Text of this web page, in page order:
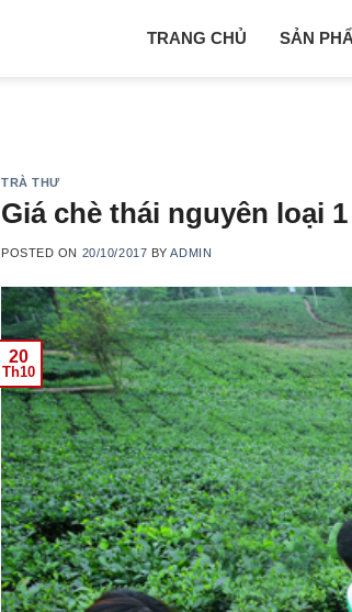
TRANG CHỦ SẢN
TRÀ THƯ
Giá chè thái nguyên loại 1
POSTED ON 20/10/2017 BYADMIN
20
Th10